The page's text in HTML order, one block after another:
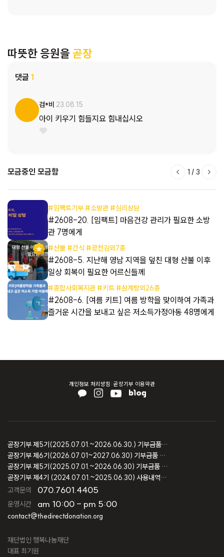
따뜻한 응원을 곧장
댓글 1
검*비 23.08.15
아이 키우기 힘들지요 힘내십시오
모금중인 모금함 1 / 3
#임팩트기부 #소방관 #심리상담
#2608-20. [임팩트] 마음건강 관리가 필요한 소방
관 7명에게
#산불 #간식 #광천김외7종
#2608-5. 지난해 영남 지역을 덮친 대형 산불 이후
일상 회복이 필요한 어르신들께
#종합사회복지관 #키트 #삼계탕외26종
#2608-6. [여름 키트] 여름 방학을 맞이하여 가족과
즐거운 시간을 보내고 싶은 저소득가정아동 48명에게
개인정보 처리방침 곧장기부 이용약관
고객문의 070.7601.4405
운영시간 am 10:00 - pm 5:00
contact@thedirectdonation.org
재단법인 행복나눔재단
대표 최기원
곧장기부 제5기(2025.07.01.~2026.06.30.) 기부금품 모집결과 보고
곧장기부 제6기(2026.07.01~2027.06.30) 기부금품 모집등록 보고
곧장기부 제5기(2025.07.01.~2026.06.30) 기부금품 모집등록 보고
곧장기부 제4기 (2024.07.01.~2025.06.30) 사용내역 및 회계감사 보고